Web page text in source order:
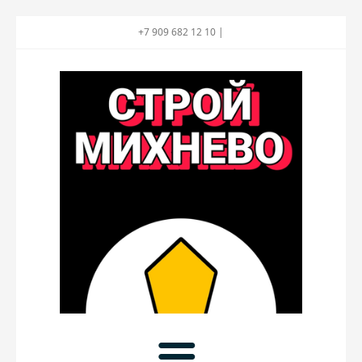
+7 909 682 12 10 |